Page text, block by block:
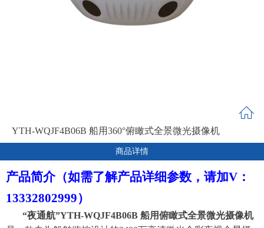
YTH-WQJF4B06B 船用360°俯瞰式全景微光摄像机
商品详情
产品简介（如需了解产品详细参数，请加V：
13332802999）
“夜通航”YTH-WQJF4B06B 船用俯瞰式全景微光摄像机